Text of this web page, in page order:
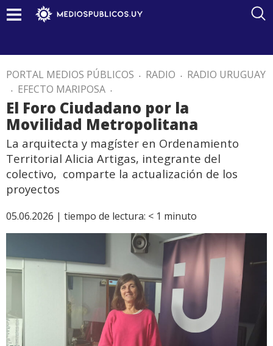
PORTAL MEDIOS PÚBLICOS . RADIO . RADIO URUGUAY
. EFECTO MARIPOSA .
El Foro Ciudadano por la
Movilidad Metropolitana
La arquitecta y magíster en Ordenamiento
Territorial Alicia Artigas, integrante del
colectivo, comparte la actualización de los
proyectos
05.06.2026 | tiempo de lectura: < 1 minuto